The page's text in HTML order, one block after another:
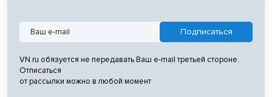
VN.ru обязуется не передавать Ваш e-mail третьей стороне.
Отписаться
от рассылки можно в любой момент